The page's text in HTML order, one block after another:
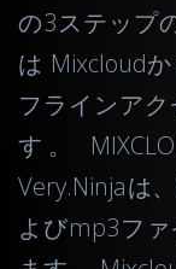
の3ステップ
は Mixcloud
フラインア
す。
Very.Ninjaは
よびmp3フ